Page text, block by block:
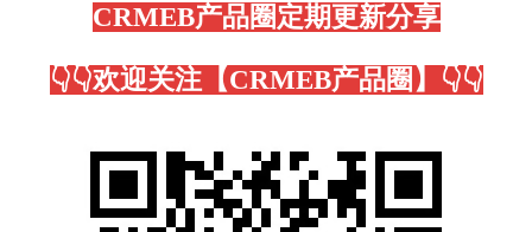
CRMEB产品圈定期更新分享
👇👇欢迎关注【CRMEB产品圈】👇👇